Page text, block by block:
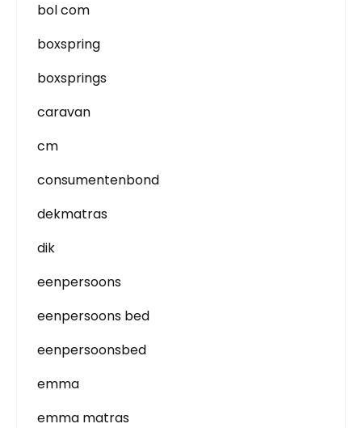
bol com
boxspring
boxsprings
caravan
cm
consumentenbond
dekmatras
dik
eenpersoons
eenpersoons bed
eenpersoonsbed
emma
emma matras